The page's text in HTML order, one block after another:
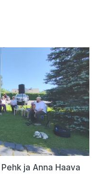
ja Anna Haava